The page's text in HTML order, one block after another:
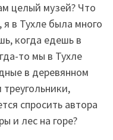
целый музей? Что
в Тухле была много
когда едешь в
то мы в Тухле
в деревянном
спросить автора
и лес на горе?